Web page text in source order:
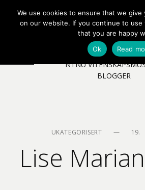
NTNU
BLOGGER
UKATEGORISERT — 19.
Lise
We use cookies to ensure that we
on our website. If you continue to use
that you are happy
Ok
Read